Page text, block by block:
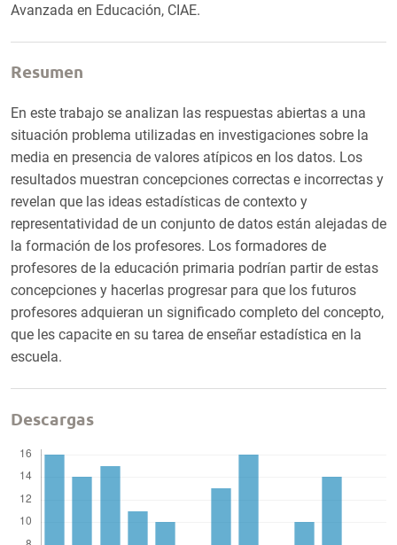
Avanzada en Educación, CIAE.
Resumen
En este trabajo se analizan las respuestas abiertas a una
situación problema utilizadas en investigaciones sobre la
media en presencia de valores atípicos en los datos. Los
resultados muestran concepciones correctas e incorrectas y
revelan que las ideas estadísticas de contexto y
representatividad de un conjunto de datos están alejadas de
la formación de los profesores. Los formadores de
profesores de la educación primaria podrían partir de estas
concepciones y hacerlas progresar para que los futuros
profesores adquieran un significado completo del concepto,
que les capacite en su tarea de enseñar estadística en la
escuela.
Descargas